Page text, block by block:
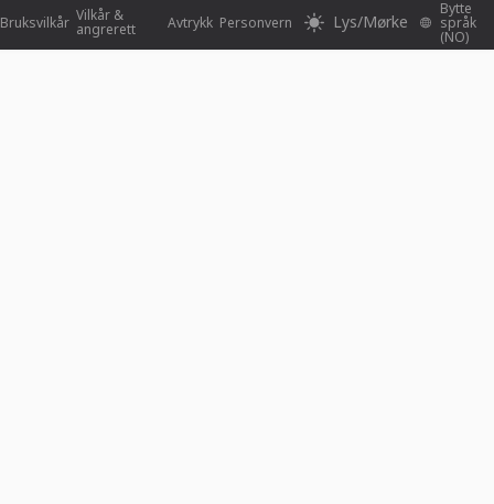
Bruksvilkår Vilkår &
angrerett Avtrykk Personvern Lys/Mørke
Bytte
språk
(NO)